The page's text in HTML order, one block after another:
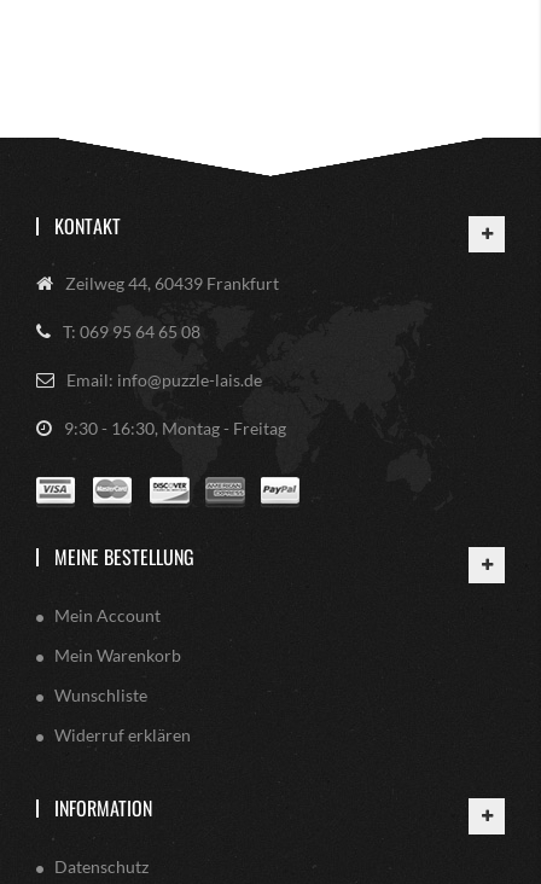
KONTAKT
Zeilweg 44, 60439 Frankfurt
T: 069 95 64 65 08
Email: info@puzzle-lais.de
9:30 - 16:30, Montag - Freitag
MEINE BESTELLUNG
Mein Account
Mein Warenkorb
Wunschliste
Widerruf erklären
INFORMATION
Datenschutz